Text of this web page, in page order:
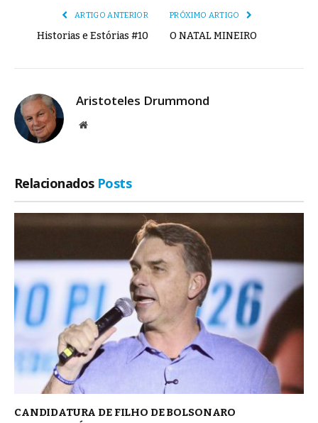
ARTIGO ANTERIOR
Historias e Estórias #10
PRÓXIMO ARTIGO
O NATAL MINEIRO
Aristoteles Drummond
Site
Relacionados Posts
CANDIDATURA DE FILHO DE BOLSONARO